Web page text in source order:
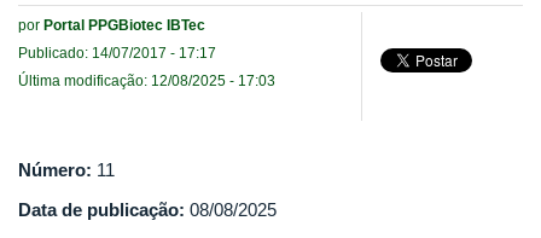
por Portal PPGBiotec IBTec
Publicado: 14/07/2017 - 17:17
Última modificação: 12/08/2025 - 17:03
Número: 11
Data de publicação: 08/08/2025